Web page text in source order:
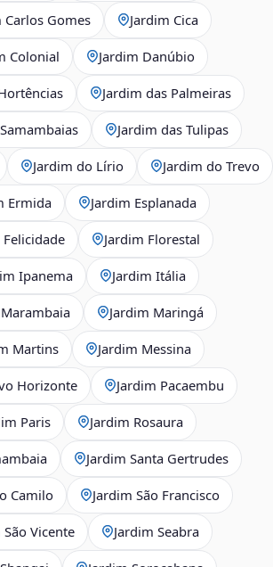
Carlos Gomes Jardim Cica
Colonial Jardim Danúbio
Jardim das Palmeiras
Jardim das Tulipas
Jardim do Lírio Jardim do Trevo
Ermida Jardim Esplanada
Felicidade Jardim Florestal
Ipanema Jardim Itália
Jardim Maringá
Martins Jardim Messina
Horizonte Jardim Pacaembu
Paris Jardim Rosaura
Jardim Santa Gertrudes
Camilo Jardim São Francisco
São Vicente Jardim Seabra